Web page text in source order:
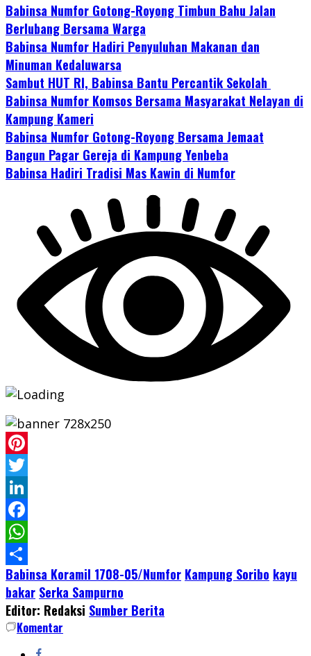
Babinsa Numfor Gotong-Royong Timbun Bahu Jalan
Berlubang Bersama Warga
Babinsa Numfor Hadiri Penyuluhan Makanan dan
Minuman Kedaluwarsa
Sambut HUT RI, Babinsa Bantu Percantik Sekolah
Babinsa Numfor Komsos Bersama Masyarakat Nelayan di
Kampung Kameri
Babinsa Numfor Gotong-Royong Bersama Jemaat
Bangun Pagar Gereja di Kampung Yenbeba
Babinsa Hadiri Tradisi Mas Kawin di Numfor
Pinterest
Twitter
LinkedIn
Facebook
WhatsApp
Share
Babinsa Koramil 1708-05/Numfor Kampung Soribo kayu
bakar Serka Sampurno
Editor: Redaksi Sumber Berita
Komentar